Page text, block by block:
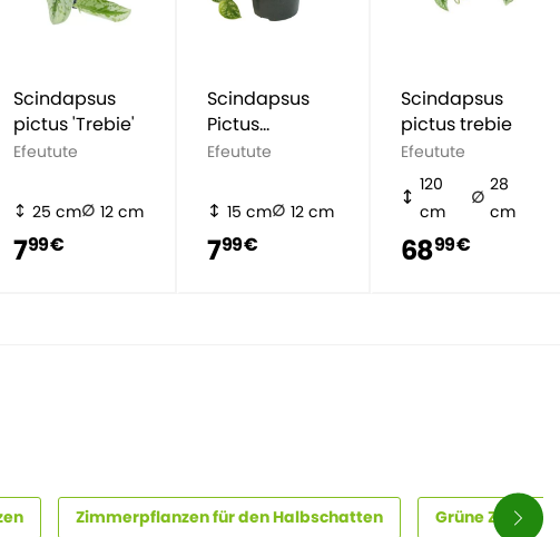
Scindapsus
pictus 'Trebie'
Efeutute
25 cm 12 cm
799 €
Scindapsus
Pictus
'Argyraeus'
Efeutute
15 cm 12 cm
799 €
Scindapsus
pictus trebie
Efeutute
120
cm
28
cm
6899 €
Zimmerpflanzen für den Halbschatten Grüne